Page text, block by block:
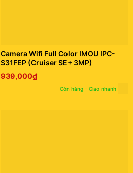
Camera Wifi Full Color IMOU IPC-
S31FEP (Cruiser SE+ 3MP)
939,000₫
Còn hàng - Giao nhanh